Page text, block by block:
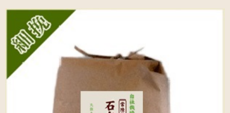
水府愛農会 会社案内
益子米穀
お問い合わせ